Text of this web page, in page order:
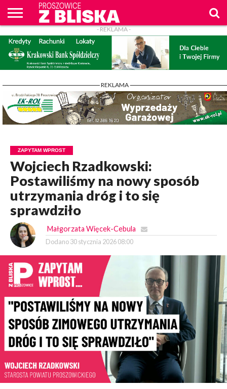
O
NAS
WIADOMOŚCI
ZAPYTAM
WPROST
CENNIK
REKLAM
PROSZOWICE
Z BLISKA
KONTAKT
- REKLAMA -
- REKLAMA -
ZAPYTAM WPROST
Wojciech Rzadkowski:
Postawiliśmy na nowy sposób
utrzymania dróg i to się
sprawdziło
Małgorzata Więcek-Cebula
Dodano 30 stycznia 2026 08:00